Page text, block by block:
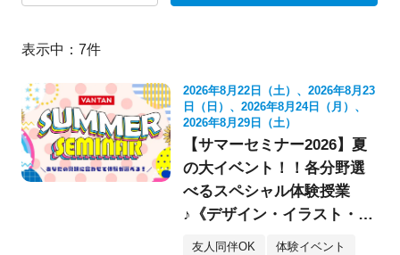
表示中： 7件
2026年8月22日（土）、2026年8月23
日（日）、2026年8月24日（月）、
2026年8月29日（土）
【サマーセミナー2026】夏
の大イベント！！各分野選
べるスペシャル体験授業
♪《デザイン・イラスト・映
像・スケボー・フォト》
友人同伴OK 体験イベント